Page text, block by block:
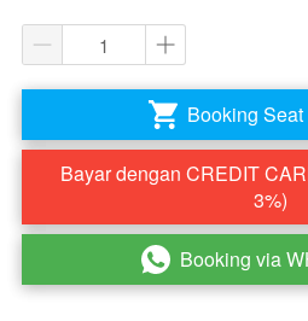
` Booking
Bayar dengan CREDIT
3%)
` Booking via